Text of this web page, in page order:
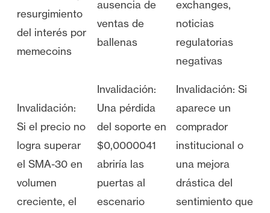
resurgimiento
del interés por
memecoins
ausencia de
ventas de
ballenas
exchanges,
noticias
regulatorias
negativas
Invalidación:
Si el precio no
logra superar
el SMA-30 en
volumen
creciente, el
Invalidación:
Una pérdida
del soporte en
$0,0000041
abriría las
puertas al
escenario
Invalidación: Si
aparece un
comprador
institucional o
una mejora
drástica del
sentimiento que